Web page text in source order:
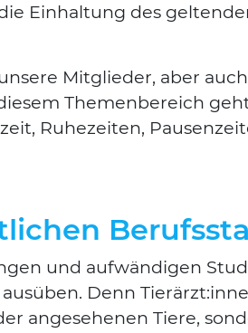
Ein­hal­tung des
Mit­glie­der, aber
The­men­be­reich
Ruhe­zei­ten,
und auf­wän­di­gen
Denn
ange­se­he­nen Tie­re,
Suchen nach: